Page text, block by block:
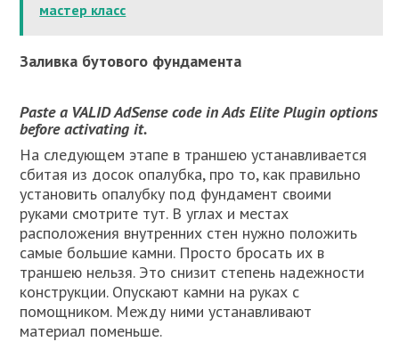
мастер класс
Заливка бутового фундамента
Paste a VALID AdSense code in Ads Elite Plugin options
before activating it.
На следующем этапе в траншею устанавливается
сбитая из досок опалубка, про то, как правильно
установить опалубку под фундамент своими
руками смотрите тут. В углах и местах
расположения внутренних стен нужно положить
самые большие камни. Просто бросать их в
траншею нельзя. Это снизит степень надежности
конструкции. Опускают камни на руках с
помощником. Между ними устанавливают
материал поменьше.